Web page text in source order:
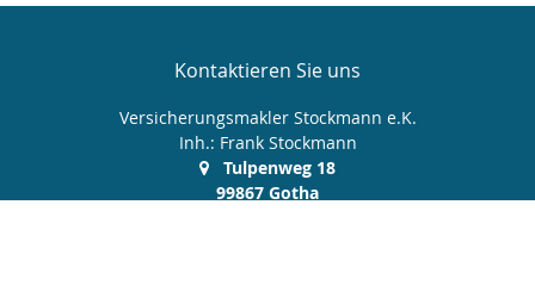
Kontaktieren Sie uns
Versicherungsmakler Stockmann e.K.
Inh.: Frank Stockmann
Tulpenweg 18
99867 Gotha